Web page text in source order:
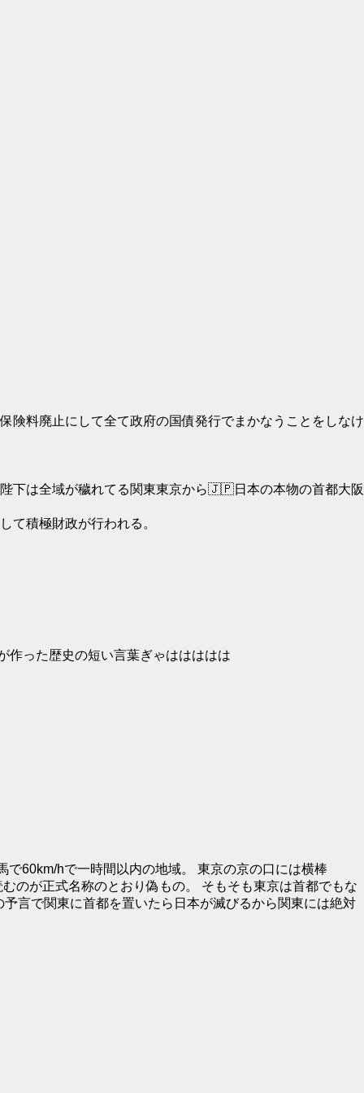
険料廃止にして全て政府の国債発行でまかなうことをしなけ
下は全域が穢れてる関東東京から🇯🇵日本の本物の首都大阪
て積極財政が行われる。
作った歴史の短い言葉ぎゃははははは
60km/hで一時間以内の地域。 東京の京の口には横棒
のが正式名称のとおり偽もの。 そもそも東京は首都でもな
言で関東に首都を置いたら日本が滅びるから関東には絶対